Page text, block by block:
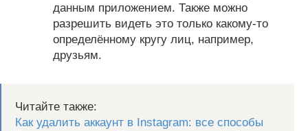
данным приложением. Также можно
разрешить видеть это только какому-то
определённому кругу лиц, например,
друзьям.
Читайте также:
Как удалить аккаунт в Instagram: все способы